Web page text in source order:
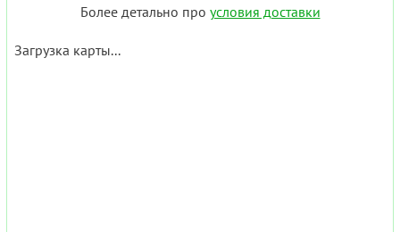
Более детально про условия доставки
Загрузка карты...